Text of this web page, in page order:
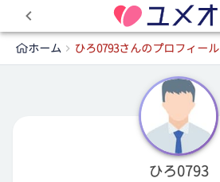
ホーム ひろ0793さんのプロフィール
ひろ0793